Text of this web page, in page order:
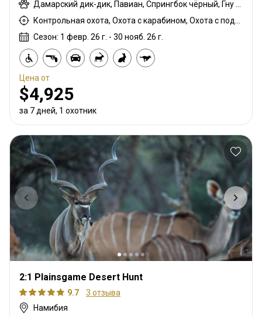
Сезон: 1 февр. 26 г. - 30 нояб. 26 г.
Цена от
$4,925
за 7 дней, 1 охотник
2:1 Plainsgame Desert Hunt
9.7
3 отзыва
Намибия